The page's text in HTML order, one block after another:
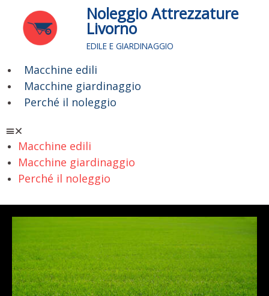
contenuto
Noleggio Attrezzature
Livorno
EDILE E GIARDINAGGIO
Macchine edili
Macchine giardinaggio
Perché il noleggio
Menu
Macchine edili
Macchine giardinaggio
Perché il noleggio